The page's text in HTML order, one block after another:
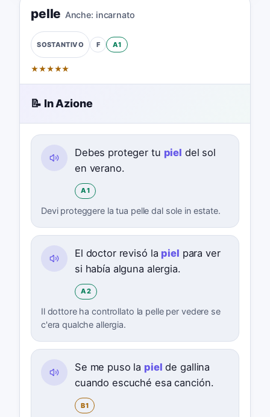
pelle Anche: incarnato
SOSTANTIVO F A1
★★★★★
📝 In Azione
Debes proteger tu piel del sol
en verano.
A1
Devi proteggere la tua pelle dal sole in estate.
El doctor revisó la piel para ver
si había alguna alergia.
A2
Il dottore ha controllato la pelle per vedere se
c'era qualche allergia.
Se me puso la piel de gallina
cuando escuché esa canción.
B1